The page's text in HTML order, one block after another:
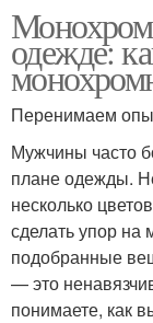
одежде:
Перенимаем
Мужчины часто
плане одежды.
несколько
сделать упор
подобранные
— это
понимаете, как